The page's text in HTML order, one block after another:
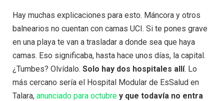
Hay muchas explicaciones para esto. Máncora y otros
balnearios no cuentan con camas UCI. Si te pones grave
en una playa te van a trasladar a donde sea que haya
camas. Eso significaba, hasta hace unos días, la capital.
¿Tumbes? Olvídalo. Solo hay dos hospitales allí. Lo
más cercano sería el Hospital Modular de EsSalud en
Talara, anunciado para octubre y que todavía no entra